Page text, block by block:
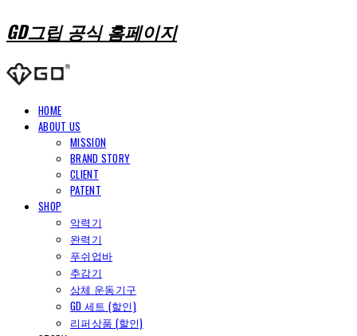
GD그립 공식 홈페이지
HOME
ABOUT US
MISSION
BRAND STORY
CLIENT
PATENT
SHOP
악력기
완력기
푸쉬업바
추감기
상체 운동기구
GD 세트 (할인)
리퍼상품 (할인)